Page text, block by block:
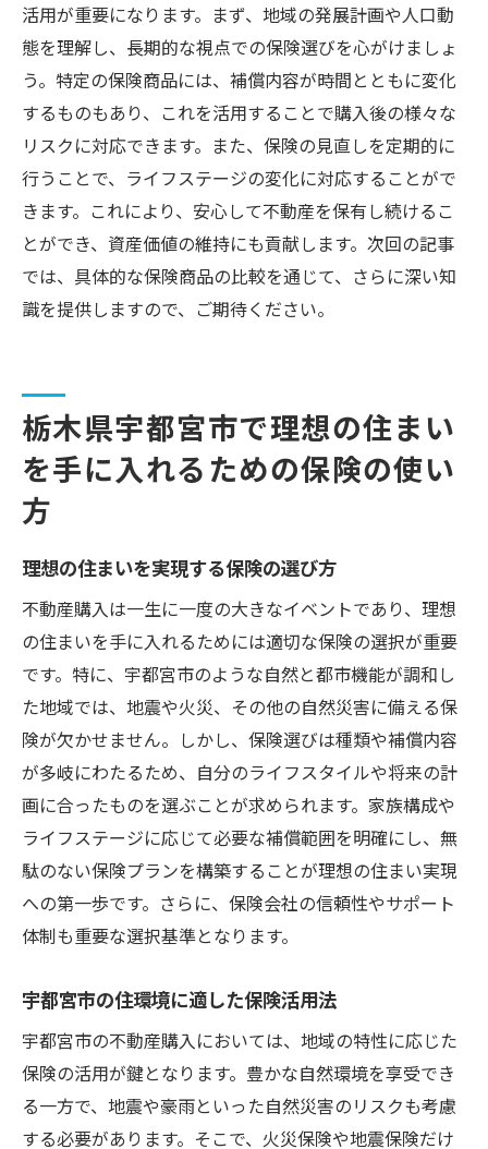
活用が重要になります。まず、地域の発展計画や人口動
態を理解し、長期的な視点での保険選びを心がけましょ
う。特定の保険商品には、補償内容が時間とともに変化
するものもあり、これを活用することで購入後の様々な
リスクに対応できます。また、保険の見直しを定期的に
行うことで、ライフステージの変化に対応することがで
きます。これにより、安心して不動産を保有し続けるこ
とができ、資産価値の維持にも貢献します。次回の記事
では、具体的な保険商品の比較を通じて、さらに深い知
識を提供しますので、ご期待ください。
栃木県宇都宮市で理想の住まい
を手に入れるための保険の使い
方
理想の住まいを実現する保険の選び方
不動産購入は一生に一度の大きなイベントであり、理想
の住まいを手に入れるためには適切な保険の選択が重要
です。特に、宇都宮市のような自然と都市機能が調和し
た地域では、地震や火災、その他の自然災害に備える保
険が欠かせません。しかし、保険選びは種類や補償内容
が多岐にわたるため、自分のライフスタイルや将来の計
画に合ったものを選ぶことが求められます。家族構成や
ライフステージに応じて必要な補償範囲を明確にし、無
駄のない保険プランを構築することが理想の住まい実現
への第一歩です。さらに、保険会社の信頼性やサポート
体制も重要な選択基準となります。
宇都宮市の住環境に適した保険活用法
宇都宮市の不動産購入においては、地域の特性に応じた
保険の活用が鍵となります。豊かな自然環境を享受でき
る一方で、地震や豪雨といった自然災害のリスクも考慮
する必要があります。そこで、火災保険や地震保険だけ